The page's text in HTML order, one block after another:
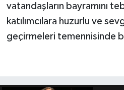
vatandaşların bayramını
katılımcılara huzurlu ve
geçirmeleri temennisinde